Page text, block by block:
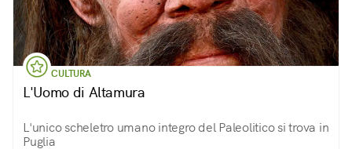
CULTURA
L'Uomo di Altamura
L'unico scheletro umano integro del Paleolitico si trova in
Puglia